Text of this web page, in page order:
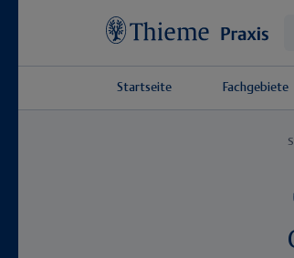
Startseite Fachgebiete